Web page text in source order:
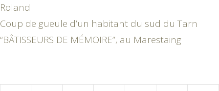
Roland
Coup de gueule d’un habitant du sud du Tarn
“BÂTISSEURS DE MÉMOIRE”, au Marestaing